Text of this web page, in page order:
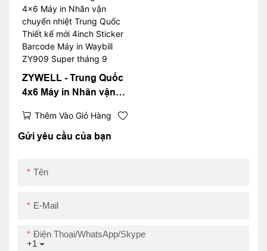
Printer
ZYWELL - Trung Quốc
4x6 Máy in Nhãn vận
Quốc Thiết kế mới
4inch Sticker Barcode
Thêm Vào Giỏ Hàng
Gửi yêu cầu của bạn
Tên
E-Mail
+1
Điện Thoại/WhatsApp/Skype